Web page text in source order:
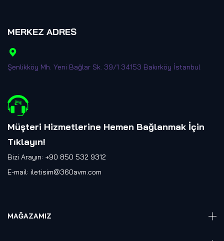
MERKEZ ADRES
Şenlikköy Mh. Yeni Bağlar Sk. 39/1 34153 Bakırköy İstanbul
Müşteri Hizmetlerine Hemen Bağlanmak İçin
Tıklayın!
Bizi Arayın: +90 850 532 9312
E-mail: iletisim@360avm.com
MAĞAZAMIZ